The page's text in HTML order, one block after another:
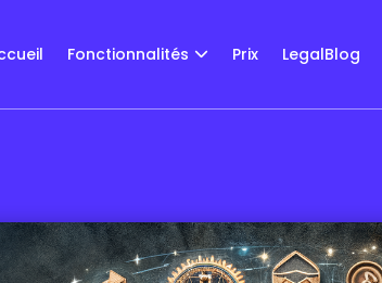
Fonctionnalités Prix LegalBlog